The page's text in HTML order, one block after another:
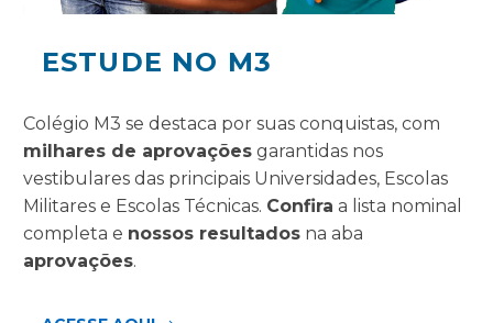
ESTUDE NO M3
Colégio M3 se destaca por suas conquistas, com
milhares de aprovações garantidas nos
vestibulares das principais Universidades, Escolas
Militares e Escolas Técnicas. Confira a lista nominal
completa e nossos resultados na aba
aprovações.